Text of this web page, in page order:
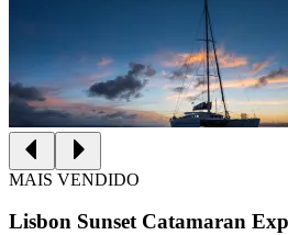
MAIS VENDIDO
Lisbon Sunset Catamaran